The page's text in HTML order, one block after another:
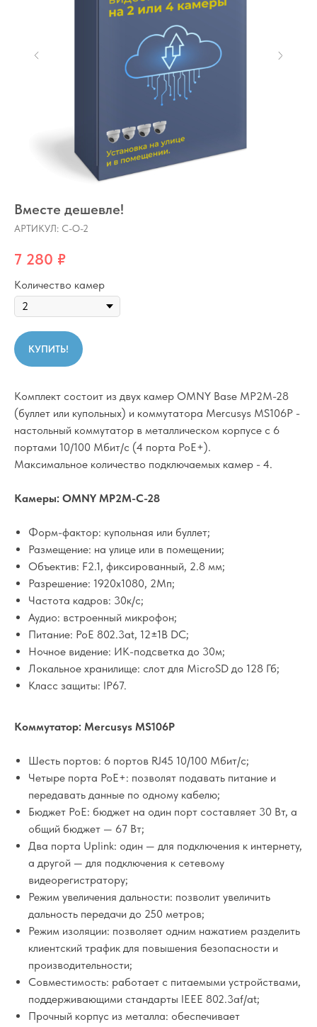
Вместе дешевле!
АРТИКУЛ: C-O-2
7 280 ₽
Количество камер
КУПИТЬ!
Комплект состоит из двух камер OMNY Base MP2M-28
(буллет или купольных) и коммутатора Mercusys MS106P -
настольный коммутатор в металлическом корпусе с 6
портами 10/100 Мбит/с (4 порта PoE+).
Максимальное количество подключаемых камер - 4.
Камеры: OMNY MP2M-C-28
Форм-фактор: купольная или буллет;
Размещение: на улице или в помещении;
Объектив: F2.1, фиксированный, 2.8 мм;
Разрешение: 1920x1080, 2Мп;
Частота кадров: 30к/с;
Аудио: встроенный микрофон;
Питание: PoE 802.3at, 12±1В DC;
Ночное видение: ИК-подсветка до 30м;
Локальное хранилище: слот для MicroSD до 128 Гб;
Класс защиты: IP67.
Коммутатор: Mercusys MS106P
Шесть портов: 6 портов RJ45 10/100 Мбит/с;
Четыре порта PoE+: позволят подавать питание и
передавать данные по одному кабелю;
Бюджет PoE: бюджет на один порт составляет 30 Вт, а
общий бюджет — 67 Вт;
Два порта Uplink: один — для подключения к интернету,
а другой — для подключения к сетевому
видеорегистратору;
Режим увеличения дальности: позволит увеличить
дальность передачи до 250 метров;
Режим изоляции: позволяет одним нажатием разделить
клиентский трафик для повышения безопасности и
производительности;
Совместимость: работает с питаемыми устройствами,
поддерживающими стандарты IEEE 802.3af/at;
Прочный корпус из металла: обеспечивает